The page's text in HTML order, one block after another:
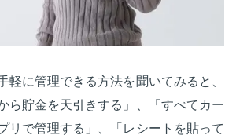
軽に管理できる方法を聞いてみると、
ら貯金を天引きする」、「すべてカー
リで管理する」、「レシートを貼って